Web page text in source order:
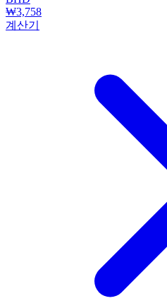
₩3,758
계산기